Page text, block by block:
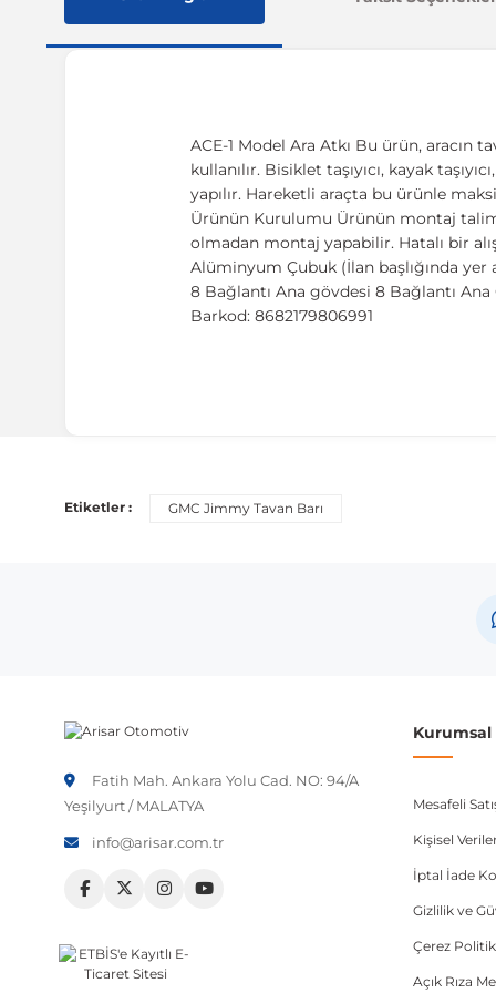
ACE-1 Model Ara Atkı Bu ürün, aracın
kullanılır. Bisiklet taşıyıcı, kayak
yapılır. Hareketli araçta bu ürünle
Ürünün Kurulumu Ürünün montaj
olmadan montaj yapabilir. Hatalı bir
Alüminyum Çubuk (İlan başlığında
8 Bağlantı Ana gövdesi 8 Bağlantı
Barkod: 8682179806991
Etiketler : GMC Jimmy Tavan Barı
Fatih Mah. Ankara Yolu Cad. NO: 94/A
Yeşilyurt / MALATYA
info@arisar.com.tr
Mesafeli
Kişisel
İptal İade
Gizlilik ve
Çerez
Açık Rıza